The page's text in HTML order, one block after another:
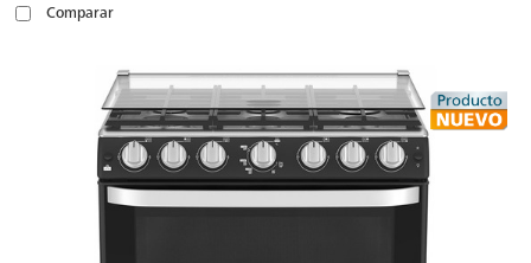
Comparar